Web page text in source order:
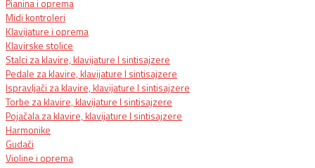
Pianina i oprema
Midi kontroleri
Klavijature i oprema
Klavirske stolice
Stalci za klavire, klavijature I sintisajzere
Pedale za klavire, klavijature I sintisajzere
Ispravljači za klavire, klavijature I sintisajzere
Torbe za klavire, klavijature I sintisajzere
Pojačala za klavire, klavijature I sintisajzere
Harmonike
Gudači
Violine i oprema